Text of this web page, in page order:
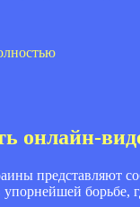
онлайн-
представляют
борьбе,